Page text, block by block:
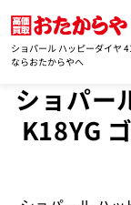
ショパール ハッピーダイヤ
ならおたからやへ
ショパー
K18YG